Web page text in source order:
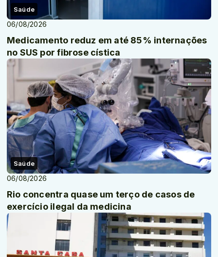
Saúde
06/08/2026
Medicamento reduz em até 85% internações
no SUS por fibrose cística
Saúde
06/08/2026
Rio concentra quase um terço de casos de
exercício ilegal da medicina